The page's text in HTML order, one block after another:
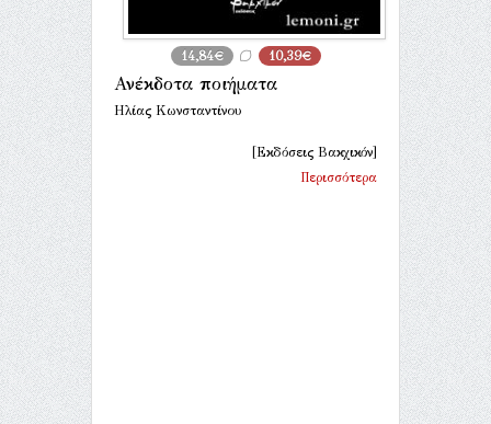
14,84€ 10,39€
Ανέκδοτα ποιήματα
Ηλίας Κωνσταντίνου
[Εκδόσεις Βακχικόν]
Περισσότερα